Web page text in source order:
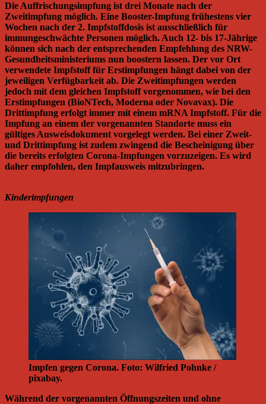
Die Auffrischungsimpfung ist drei Monate nach der
Zweitimpfung möglich. Eine Booster-Impfung frühestens vier
Wochen nach der 2. Impfstoffdosis ist ausschließlich für
immungeschwächte Personen möglich. Auch 12- bis 17-Jährige
können sich nach der entsprechenden Empfehlung des NRW-
Gesundheitsministeriums nun boostern lassen. Der vor Ort
verwendete Impfstoff für Erstimpfungen hängt dabei von der
jeweiligen Verfügbarkeit ab. Die Zweitimpfungen werden
jedoch mit dem gleichen Impfstoff vorgenommen, wie bei den
Erstimpfungen (BioNTech, Moderna oder Novavax). Die
Drittimpfung erfolgt immer mit einem mRNA Impfstoff. Für die
Impfung an einem der vorgenannten Standorte muss ein
gültiges Ausweisdokument vorgelegt werden. Bei einer Zweit-
und Drittimpfung ist zudem zwingend die Bescheinigung über
die bereits erfolgten Corona-Impfungen vorzuzeigen. Es wird
daher empfohlen, den Impfausweis mitzubringen.
Kinderimpfungen
Impfen gegen Corona. Foto: Wilfried Pohnke /
pixabay.
Während der vorgenannten Öffnungszeiten und ohne